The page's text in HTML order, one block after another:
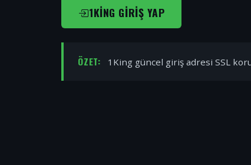
1KING GIRIŞ YAP
ÖZET: 1King güncel giriş adresi SSL